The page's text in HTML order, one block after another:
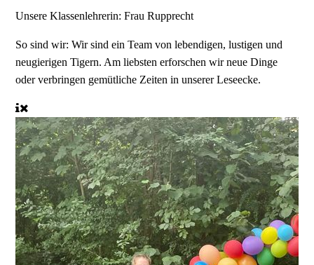
Unsere Klassenlehrerin:Frau Rupprecht
So sind wir:Wir sind ein Team von lebendigen, lustigen und
neugierigen Tigern. Am liebsten erforschen wir neue Dinge
oder verbringen gemütliche Zeiten in unserer Leseecke.